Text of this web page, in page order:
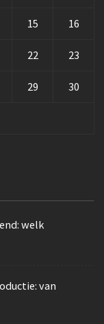
15 16
22 23
29 30
welk
van